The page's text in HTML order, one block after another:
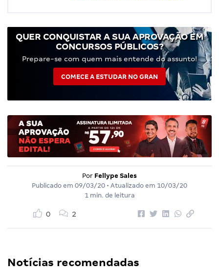
QUER CONQUISTAR A SUA APROVAÇÃO EM
CONCURSOS PÚBLICOS?
Prepare-se com quem mais entende do assunto!
COMECE A ESTUDAR NO GRAN
Por Fellype Sales
Publicado em 09/03/20 • Atualizado em 10/03/20
1 min. de leitura
0 2
Notícias recomendadas